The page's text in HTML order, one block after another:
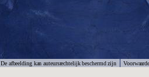
De afbeelding kan auteursrechtelijk beschermd zijn